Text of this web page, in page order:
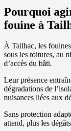
Pourquoi
fouine à
À Tailhac, les
sous les toitures, au
d’accès du bâti.
Leur présence
dégradations de
nuisances liées aux
Sans protection
attend, plus les